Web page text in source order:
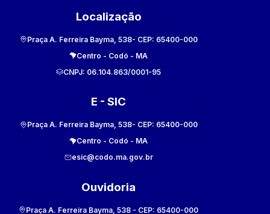
Localização
Praça A. Ferreira Bayma, 538- CEP: 65400-000
Centro - Codó - MA
CNPJ: 06.104.863/0001-95
E - SIC
Praça A. Ferreira Bayma, 538- CEP: 65400-000
Centro - Codó - MA
esic@codo.ma.gov.br
Ouvidoria
Praça A. Ferreira Bayma, 538 - CEP: 65400-000